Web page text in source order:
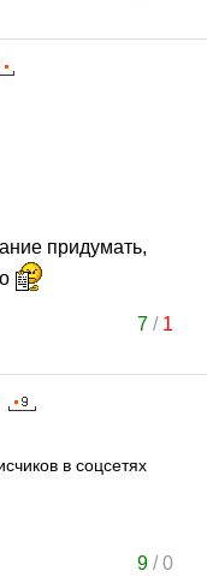
придумать,
7/ 1
в соцсетях
9/0